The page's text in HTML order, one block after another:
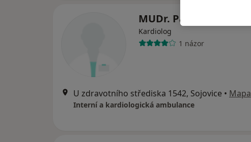
MUDr. Pavel Obrtlík
Kardiolog
1 názor
U zdravotního střediska 1542, Sojovice • Mapa
Interní a kardiologická ambulance